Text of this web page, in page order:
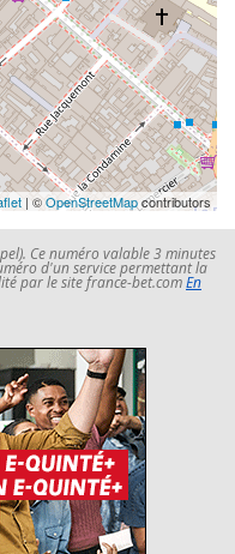
| ©OpenStreetMapcontributors
Ce numéro valable 3 minutes
d'un service permettant la
par le site france-bet.comEn